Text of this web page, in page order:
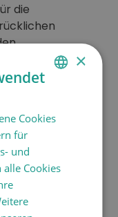
die
de
der die
Aspekte
der
14/2006)
CATALÀ
FRANÇAIS
×
Cookies
für
und
alle Cookies